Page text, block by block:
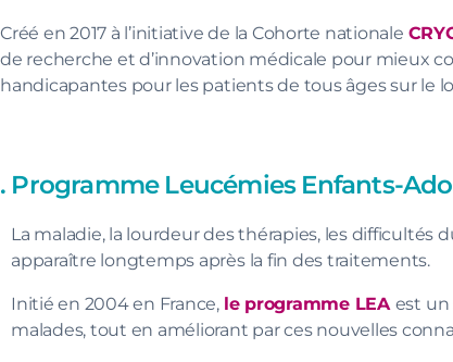
Créé en 2017 à l’initiative de la Cohorte nationale
de recherche et d’innovation médicale pour mieux
handicapantes pour les patients de tous âges sur le
. Programme Leucémies Enfants-
La maladie, la lourdeur des thérapies, les
apparaître longtemps après la fin des traitements.
Initié en 2004 en France, le programme LEA est un
malades, tout en améliorant par ces nouvelles